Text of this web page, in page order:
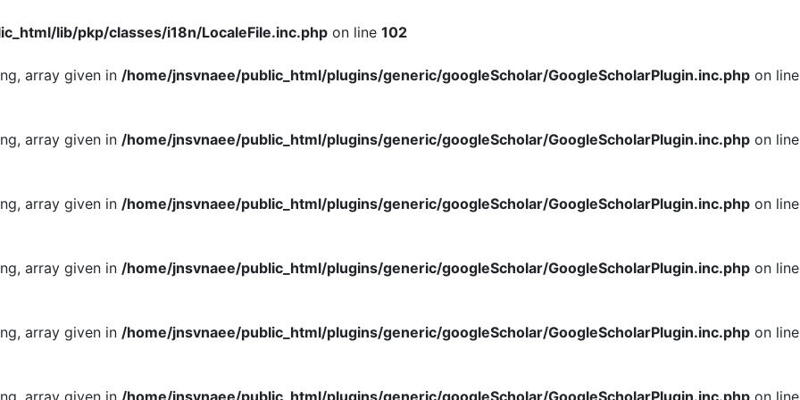
lib/pkp/classes/i18n/LocaleFile.inc.php on line 102
array given in /home/jnsvnaee/public_html/plugins/generic/googleScholar/GoogleScholarPlugin.inc.php on line
array given in /home/jnsvnaee/public_html/plugins/generic/googleScholar/GoogleScholarPlugin.inc.php on line
array given in /home/jnsvnaee/public_html/plugins/generic/googleScholar/GoogleScholarPlugin.inc.php on line
array given in /home/jnsvnaee/public_html/plugins/generic/googleScholar/GoogleScholarPlugin.inc.php on line
array given in /home/jnsvnaee/public_html/plugins/generic/googleScholar/GoogleScholarPlugin.inc.php on line
array given in /home/jnsvnaee/public_html/plugins/generic/googleScholar/GoogleScholarPlugin.inc.php on line